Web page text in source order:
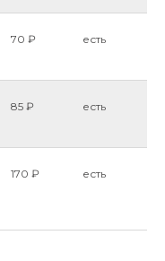
70 ₽ есть
85 ₽ есть
170 ₽ есть